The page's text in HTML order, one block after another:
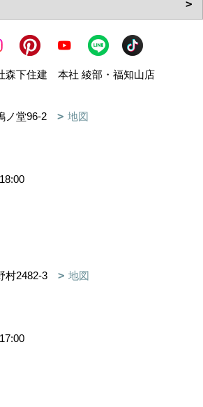
森下住建 本社 綾部・福知山店
ノ堂96-2
地図
18:00
村2482-3
地図
17:00